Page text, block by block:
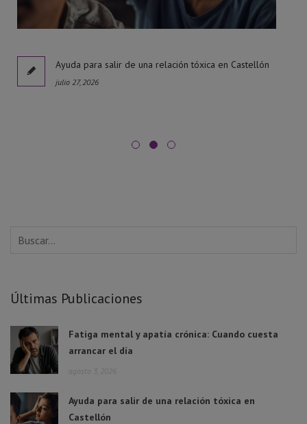
Ayuda para salir de una relación tóxica en Castellón
julio 27, 2026
Últimas Publicaciones
Fatiga mental y apatía crónica: Cuando cuesta
arrancar el día
agosto 3, 2026
Ayuda para salir de una relación tóxica en
Castellón